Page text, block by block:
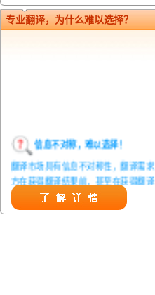
专业翻译，为什么难以选择？
信息不对称，难以选择！
翻译市场具有信息不对称性，翻译需求
方在获得翻译结果前，甚至在获得翻译
结果后，都无法准确判定翻译质量。从
而给劣质翻译者提供了一定生存条件，